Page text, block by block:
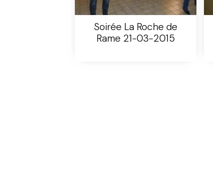
Soirée La Roche de
Rame 21-03-2015